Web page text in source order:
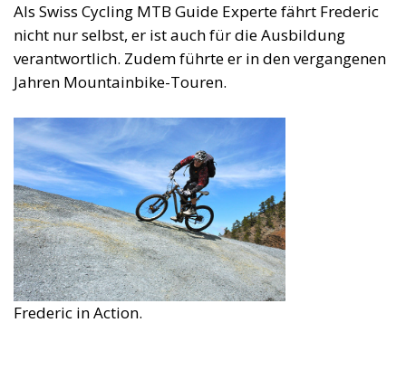
Als Swiss Cycling MTB Guide Experte fährt Frederic
nicht nur selbst, er ist auch für die Ausbildung
verantwortlich. Zudem führte er in den vergangenen
Jahren Mountainbike-Touren.
Frederic in Action.